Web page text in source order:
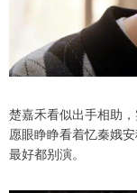
楚嘉禾看似出手相助
愿眼睁睁看着忆秦娥
最好都别演。